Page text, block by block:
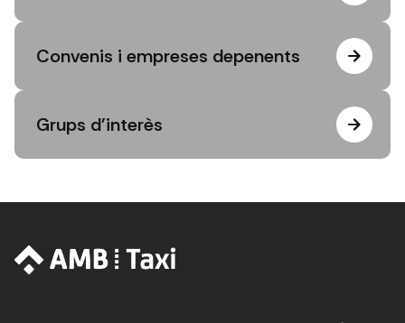
Convenis i empreses depenents
Grups d'interès